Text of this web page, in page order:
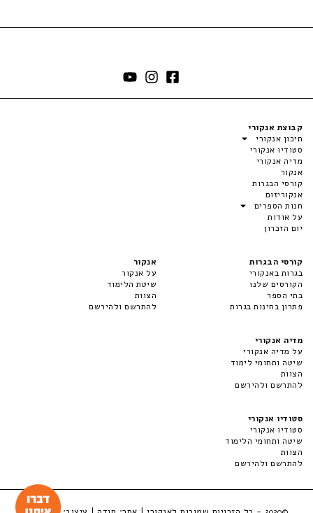
קבוצת אנקורי
תיכון אנקורי
סטודיו אנקורי
מדיה אנקורי
אנקור
קורסי הבגרות
אנקוריזום
חנות הספרים
על אודות
יום הזכרון
קורסי הבגרות
בגרות באנקורי
הקורסים שלנו
בתי הספר
פתרון בחינות בגרות
אנקור
על אנקור
שיטת הלימוד
הצוות
להתרשם ולהירשם
מדיה אנקורי
על מדיה אנקורי
שיטה ותחומי לימוד
הצוות
להתרשם ולהירשם
סטודיו אנקורי
סטודיו אנקורי
שיטה ותחומי הלימוד
הצוות
להתרשם ולהירשם